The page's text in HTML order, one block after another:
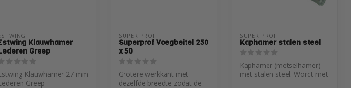
Klauwhamer
Greep
Klauwhamer 27 mm
Greep
SUPER PROF
Superprof Voegbeitel 250
x 50
Grotere werkkant met
dezelfde breedte zodat de
SUPER PROF
Kaphamer stalen steel
Kaphamer (metselhamer)
met stalen steel. Wordt met